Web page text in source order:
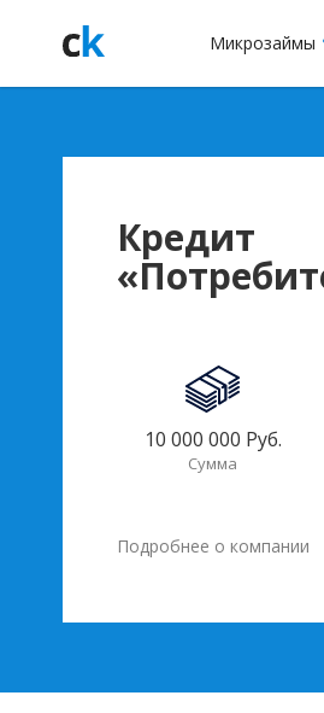
Микрозаймы
Кредит
10 000 000 Руб.
Сумма
Подробнее о компании